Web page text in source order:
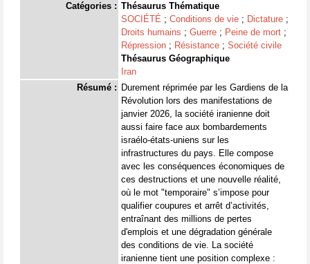
Catégories : Thésaurus Thématique
SOCIÉTÉ ; Conditions de vie ; Dictature ;
Droits humains ; Guerre ; Peine de mort ;
Répression ; Résistance ; Société civile
Thésaurus Géographique
Iran
Résumé : Durement réprimée par les Gardiens de la
Révolution lors des manifestations de
janvier 2026, la société iranienne doit
aussi faire face aux bombardements
israélo-états-uniens sur les
infrastructures du pays. Elle compose
avec les conséquences économiques de
ces destructions et une nouvelle réalité,
où le mot "temporaire" s’impose pour
qualifier coupures et arrêt d’activités,
entraînant des millions de pertes
d'emplois et une dégradation générale
des conditions de vie. La société
iranienne tient une position complexe :